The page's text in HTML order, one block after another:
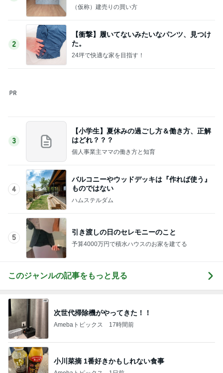
ハムステルダム
5
引き渡しの日のセレモニーのこと
次世代掃除機がやってきた！！
Amebaトピックス 17時間前
小川菜摘 1番好きかもしれない食事
Amebaトピックス 1日前
40代の私が7月に買って良かった物
Amebaトピックス 2日前
Amebaトピックス 1日前
片岡愛之助 歌舞伎座でのお稽古
Amebaトピックス 1日前